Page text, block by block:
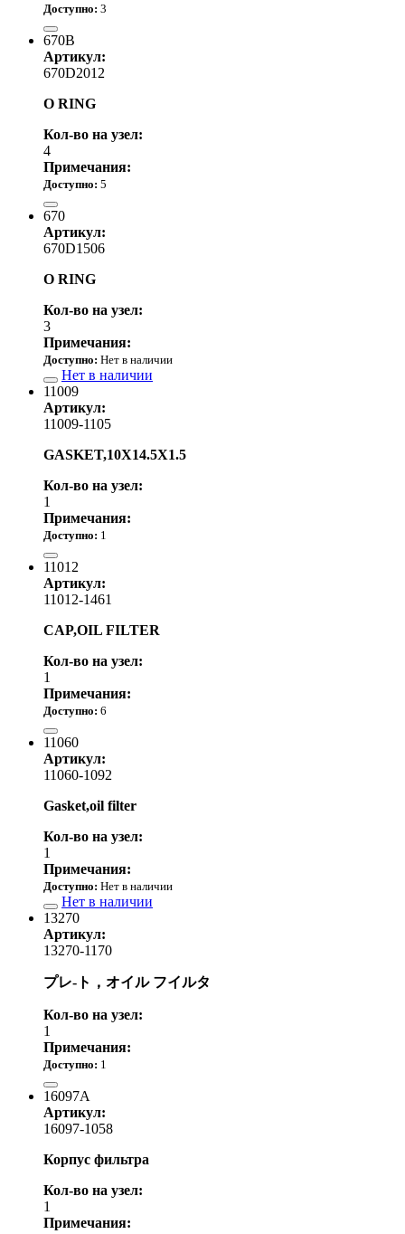
Доступно: 3
670B
Артикул:
670D2012
O RING
Кол-во на узел:
4
Примечания:
Доступно: 5
670
Артикул:
670D1506
O RING
Кол-во на узел:
3
Примечания:
Доступно: Нет в наличии
Нет в наличии
11009
Артикул:
11009-1105
GASKET,10X14.5X1.5
Кол-во на узел:
1
Примечания:
Доступно: 1
11012
Артикул:
11012-1461
CAP,OIL FILTER
Кол-во на узел:
1
Примечания:
Доступно: 6
11060
Артикул:
11060-1092
Gasket,oil filter
Кол-во на узел:
1
Примечания:
Доступно: Нет в наличии
Нет в наличии
13270
Артикул:
13270-1170
プレ-ト，オイル フイルタ
Кол-во на узел:
1
Примечания:
Доступно: 1
16097A
Артикул:
16097-1058
Корпус фильтра
Кол-во на узел:
1
Примечания: